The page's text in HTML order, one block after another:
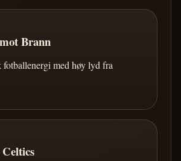
Brann
fotballenergi med høy lyd fra